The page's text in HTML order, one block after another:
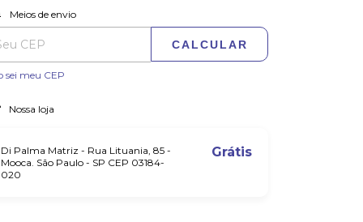
para o CEP:
Meios de envio
CALCULAR
sei meu CEP
Nossa loja
Di Palma Matriz - Rua Lituania, 85 -
Mooca. São Paulo - SP CEP 03184-
020
Grátis